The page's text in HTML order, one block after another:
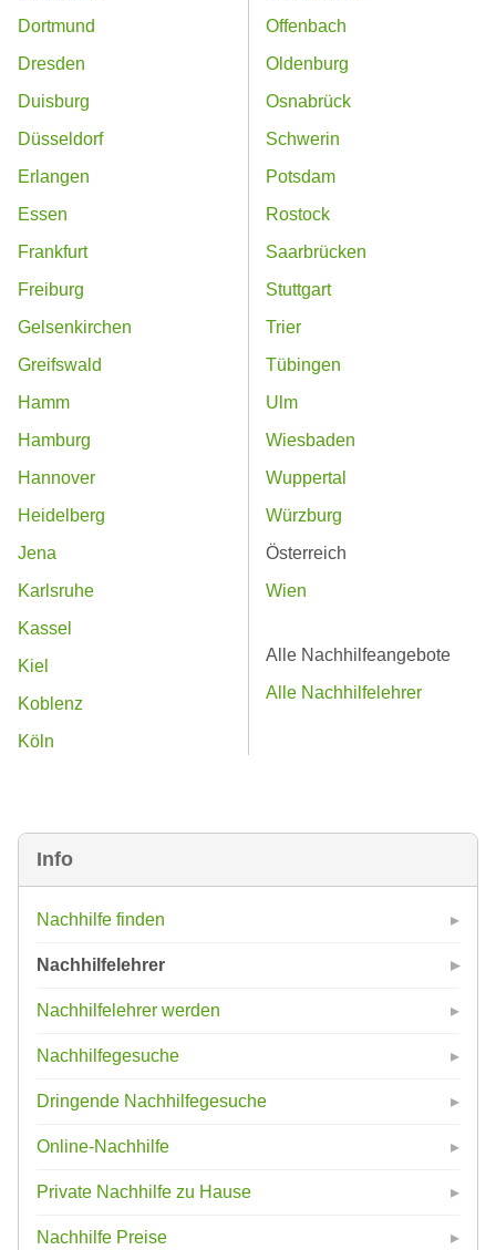
Info
Nachhilfe finden
Nachhilfelehrer
Nachhilfelehrer werden
Nachhilfegesuche
Dringende Nachhilfegesuche
Online-Nachhilfe
Private Nachhilfe zu Hause
Nachhilfe Preise
Dortmund
Dresden
Duisburg
Düsseldorf
Erlangen
Essen
Frankfurt
Freiburg
Gelsenkirchen
Greifswald
Hamm
Hamburg
Hannover
Heidelberg
Jena
Karlsruhe
Kassel
Kiel
Koblenz
Köln
Offenbach
Oldenburg
Osnabrück
Schwerin
Potsdam
Rostock
Saarbrücken
Stuttgart
Trier
Tübingen
Ulm
Wiesbaden
Wuppertal
Würzburg
Österreich
Wien
Alle Nachhilfeangebote
Alle Nachhilfelehrer